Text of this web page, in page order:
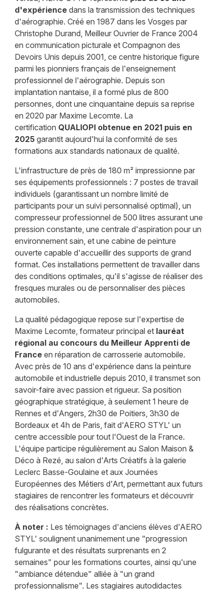
d'expériencedans la transmission des techniques
d'aérographie. Créé en 1987 dans les Vosges par
Christophe Durand, Meilleur Ouvrier de France 2004
en communication picturale et Compagnon des
Devoirs Unis depuis 2001, ce centre historique figure
parmi les pionniers français de l'enseignement
professionnel de l'aérographie. Depuis son
implantation nantaise, il a formé plus de 800
personnes, dont une cinquantaine depuis sa reprise
en 2020 par Maxime Lecomte. La
certification QUALIOPI obtenue en 2021 puis en
2025garantit aujourd'hui la conformité de ses
formations aux standards nationaux de qualité.
L'infrastructure de près de 180 m² impressionne par
ses équipements professionnels : 7 postes de travail
individuels (garantissant un nombre limité de
participants pour un suivi personnalisé optimal), un
compresseur professionnel de 500 litres assurant une
pression constante, une centrale d'aspiration pour un
environnement sain, et une cabine de peinture
ouverte capable d'accueillir des supports de grand
format. Ces installations permettent de travailler dans
des conditions optimales, qu'il s'agisse de réaliser des
fresques murales ou de personnaliser des pièces
automobiles.
La qualité pédagogique repose sur l'expertise de
Maxime Lecomte, formateur principal et lauréat
régional au concours du Meilleur Apprenti de
Franceen réparation de carrosserie automobile.
Avec près de 10 ans d'expérience dans la peinture
automobile et industrielle depuis 2010, il transmet son
savoir-faire avec passion et rigueur. Sa position
géographique stratégique, à seulement 1 heure de
Rennes et d'Angers, 2h30 de Poitiers, 3h30 de
Bordeaux et 4h de Paris, fait d'AERO STYL' un
centre accessible pour tout l'Ouest de la France.
L'équipe participe régulièrement au Salon Maison &
Déco à Rezé, au salon d'Arts Créatifs à la galerie
Leclerc Basse-Goulaine et aux Journées
Européennes des Métiers d'Art, permettant aux futurs
stagiaires de rencontrer les formateurs et découvrir
des réalisations concrètes.
À noter : Les témoignages d'anciens élèves d'AERO
STYL' soulignent unanimement une "progression
fulgurante et des résultats surprenants en 2
semaines" pour les formations courtes, ainsi qu'une
"ambiance détendue" alliée à "un grand
professionnalisme". Les stagiaires autodidactes